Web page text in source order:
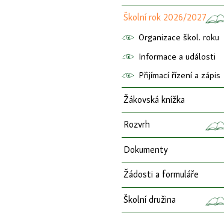
Školní rok 2026/2027
Organizace škol. roku
Informace a události
Přijímací řízení a zápis
Žákovská knížka
Rozvrh
Dokumenty
Žádosti a formuláře
Školní družina